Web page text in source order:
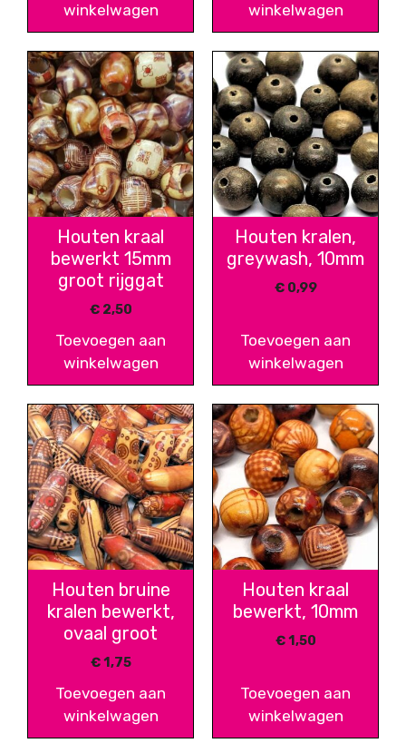
winkelwagen
winkelwagen
Houten kraal
bewerkt 15mm
groot rijggat
€2,50
Toevoegen aan
winkelwagen
Houten kralen,
greywash, 10mm
€0,99
Toevoegen aan
winkelwagen
Houten bruine
kralen bewerkt,
ovaal groot
€1,75
Toevoegen aan
winkelwagen
Houten kraal
bewerkt, 10mm
€1,50
Toevoegen aan
winkelwagen